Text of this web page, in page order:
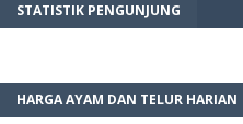
STATISTIK PENGUNJUNG
HARGA AYAM DAN TELUR HARIAN